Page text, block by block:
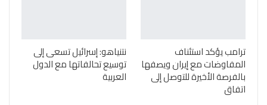
ترامب يؤكد استئناف
المفاوضات مع إيران ويصفها
بالفرصة الأخيرة للتوصل إلى
اتفاق
نتنياهو: إسرائيل تسعى إلى
توسيع تحالفاتها مع الدول
العربية